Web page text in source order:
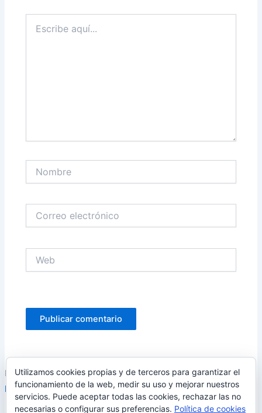
aquí...
electrónico
Este sitio usa Akismet para reducir el spam.Aprende cómo se
procesan los datos de tus comentarios.
Utilizamos cookies propias y de terceros para garantizar el
funcionamiento de la web, medir su uso y mejorar nuestros
servicios. Puede aceptar todas las cookies, rechazar las no
necesarias o configurar sus preferencias. Política de cookies